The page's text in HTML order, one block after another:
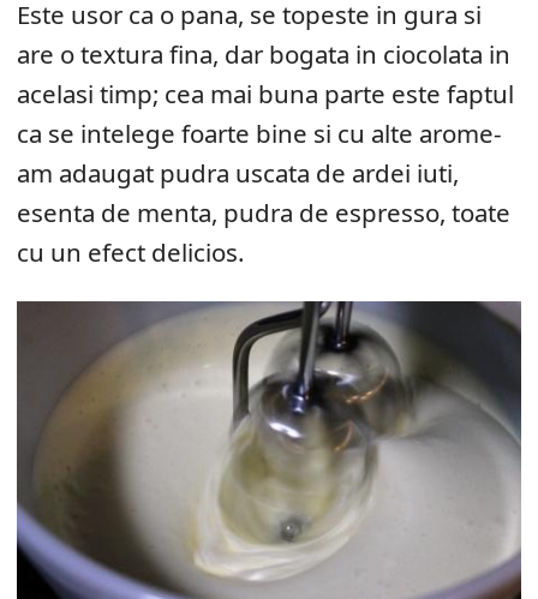
Este usor ca o pana, se topeste in gura si
are o textura fina, dar bogata in ciocolata in
acelasi timp; cea mai buna parte este faptul
ca se intelege foarte bine si cu alte arome-
am adaugat pudra uscata de ardei iuti,
esenta de menta, pudra de espresso, toate
cu un efect delicios.